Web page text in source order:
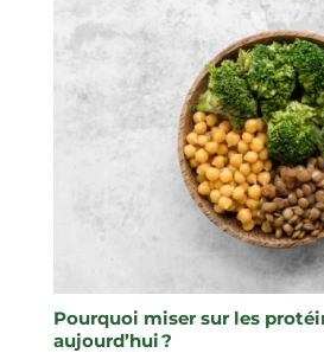
Pourquoi miser sur les
aujourd’hui ?